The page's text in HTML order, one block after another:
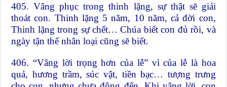
405. Vâng phục trong thinh lặng, sự thật sẽ giải
thoát con. Thinh lặng 5 năm, 10 năm, cả đời con,
Thinh lặng trong sự chết… Chúa biết con đủ rồi, và
ngày tận thế nhân loại cũng sẽ biết.
406. “Vâng lời trọng hơn của lễ” vì của lễ là hoa
quả, hương trầm, súc vật, tiền bạc… tượng trưng